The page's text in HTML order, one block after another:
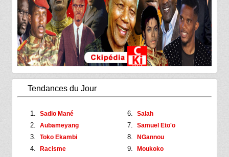
Tendances du Jour
Sadio Mané
Aubameyang
Toko Ekambi
Racisme
Salah
Samuel Eto'o
NGannou
Moukoko